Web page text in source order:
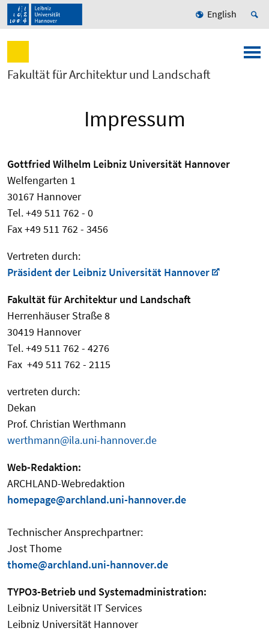
English
Fakultät für Architektur und Landschaft
Impressum
Gottfried Wilhelm Leibniz Universität Hannover
Welfengarten 1
30167 Hannover
Tel. +49 511 762 - 0
Fax +49 511 762 - 3456
Vertreten durch:
Präsident der Leibniz Universität Hannover
Fakultät für Architektur und Landschaft
Herrenhäuser Straße 8
30419 Hannover
Tel. +49 511 762 - 4276
Fax +49 511 762 - 2115
vertreten durch:
Dekan
Prof. Christian Werthmann
werthmann@ila.uni-hannover.de
Web-Redaktion:
ARCHLAND-Webredaktion
homepage@archland.uni-hannover.de
Technischer Ansprechpartner:
Jost Thome
thome@archland.uni-hannover.de
TYPO3-Betrieb und Systemadministration:
Leibniz Universität IT Services
Leibniz Universität Hannover